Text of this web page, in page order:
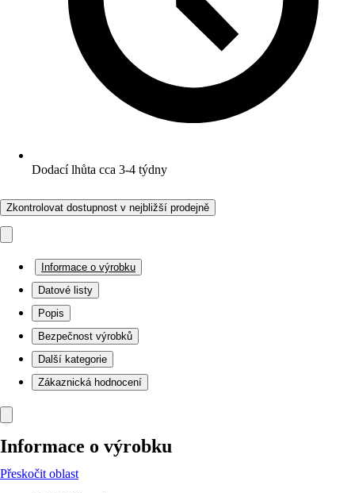
Dodací lhůta cca 3-4 týdny
Zkontrolovat dostupnost v nejbližší prodejně
Informace o výrobku
Datové listy
Popis
Bezpečnost výrobků
Další kategorie
Zákaznická hodnocení
Informace o výrobku
Přeskočit oblast